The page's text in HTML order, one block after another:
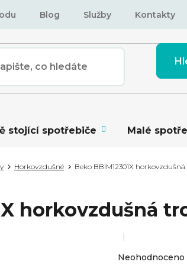
Blog Služby Kontakty
stojící spotřebiče Malé
Horkovzdušné Beko BBIM12301X
horkovzdušná
hodnocení
Neohodnoceno